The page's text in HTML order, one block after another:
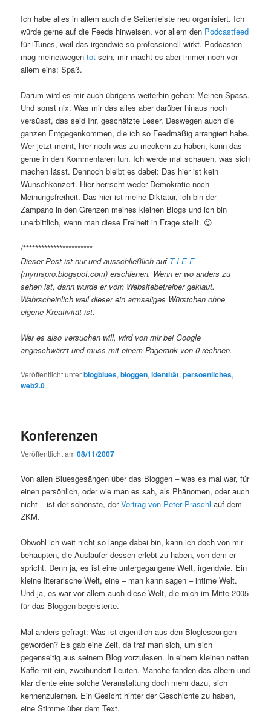
Ich habe alles in allem auch die Seitenleiste neu organisiert. Ich
würde gerne auf die Feeds hinweisen, vor allem den Podcastfeed
für iTunes, weil das irgendwie so professionell wirkt. Podcasten
mag meinetwegentot sein, mir macht es aber immer noch vor
allem eins: Spaß.
Darum wird es mir auch übrigens weiterhin gehen: Meinen Spass.
Und sonst nix. Was mir das alles aber darüber hinaus noch
versüsst, das seid Ihr, geschätzte Leser. Deswegen auch die
ganzen Entgegenkommen, die ich so Feedmäßig arrangiert habe.
Wer jetzt meint, hier noch was zu meckern zu haben, kann das
gerne in den Kommentaren tun. Ich werde mal schauen, was sich
machen lässt. Dennoch bleibt es dabei: Das hier ist kein
Wunschkonzert. Hier herrscht weder Demokratie noch
Meinungsfreiheit. Das hier ist meine Diktatur, ich bin der
Zampano in den Grenzen meines kleinen Blogs und ich bin
unerbittlich, wenn man diese Freiheit in Frage stellt. 😉
/***********************
Dieser Post ist nur und ausschließlich auf T I E F
(mymspro.blogspot.com) erschienen. Wenn er wo anders zu
sehen ist, dann wurde er vom Websitebetreiber geklaut.
Wahrscheinlich weil dieser ein armseliges Würstchen ohne
eigene Kreativität ist.
Wer es also versuchen will, wird von mir bei Google
angeschwärzt und muss mit einem Pagerank von 0 rechnen.
Veröffentlicht unterblogblues,bloggen,identität,persoenliches,
web2.0
Konferenzen
Veröffentlicht am08/11/2007
Von allen Bluesgesängen über das Bloggen – was es mal war, für
einen persönlich, oder wie man es sah, als Phänomen, oder auch
nicht – ist der schönste, derVortrag von Peter Praschl auf dem
ZKM.
Obwohl ich weit nicht so lange dabei bin, kann ich doch von mir
behaupten, die Ausläufer dessen erlebt zu haben, von dem er
spricht. Denn ja, es ist eine untergegangene Welt, irgendwie. Ein
kleine literarische Welt, eine – man kann sagen – intime Welt.
Und ja, es war vor allem auch diese Welt, die mich im Mitte 2005
für das Bloggen begeisterte.
Mal anders gefragt: Was ist eigentlich aus den Blogleseungen
geworden? Es gab eine Zeit, da traf man sich, um sich
gegenseitig aus seinem Blog vorzulesen. In einem kleinen netten
Kaffe mit ein, zweihundert Leuten. Manche fanden das albern und
klar diente eine solche Veranstaltung doch mehr dazu, sich
kennenzulernen. Ein Gesicht hinter der Geschichte zu haben,
eine Stimme über dem Text.